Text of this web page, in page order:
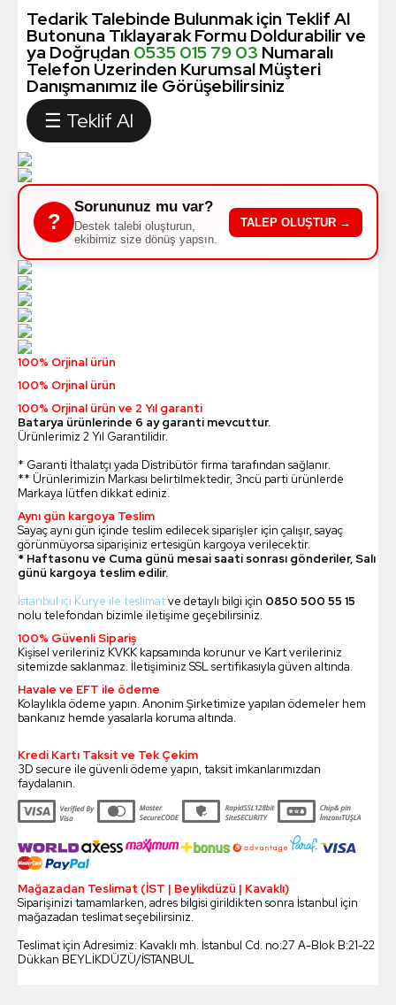
Tedarik Talebinde Bulunmak için Teklif Al
Butonuna Tıklayarak Formu Doldurabilir ve
ya Doğrudan 0535 015 79 03 Numaralı
Telefon Üzerinden Kurumsal Müşteri
Danışmanımız ile Görüşebilirsiniz
☰ Teklif Al
?
Sorununuz mu var?
Destek talebi oluşturun,
ekibimiz size dönüş yapsın.
TALEP OLUŞTUR →
100% Orjinal ürün
100% Orjinal ürün
100% Orjinal ürün ve 2 Yıl garanti
Batarya ürünlerinde 6 ay garanti mevcuttur.
Ürünlerimiz 2 Yıl Garantilidir.
* Garanti İthalatçı yada Distribütör firma tarafından sağlanır.
** Ürünlerimizin Markası belirtilmektedir, 3ncü parti ürünlerde
Markaya lütfen dikkat ediniz.
Aynı gün kargoya Teslim
Sayaç aynı gün içinde teslim edilecek siparişler için çalışır, sayaç
görünmüyorsa siparişiniz ertesigün kargoya verilecektir.
* Haftasonu ve Cuma günü mesai saati sonrası gönderiler, Salı
günü kargoya teslim edilir.
İstanbul içi Kurye ile teslimatve detaylı bilgi için 0850 500 55 15
nolu telefondan bizimle iletişime geçebilirsiniz.
100% Güvenli Sipariş
Kişisel verileriniz KVKK kapsamında korunur ve Kart verileriniz
sitemizde saklanmaz. İletişiminiz SSL sertifikasıyla güven altında.
Havale ve EFT ile ödeme
Kolaylıkla ödeme yapın. Anonim Şirketimize yapılan ödemeler hem
bankanız hemde yasalarla koruma altında.
Kredi Kartı Taksit ve Tek Çekim
3D secure ile güvenli ödeme yapın, taksit imkanlarımızdan
faydalanın.
Mağazadan Teslimat (İST | Beylikdüzü | Kavaklı)
Siparişinizi tamamlarken, adres bilgisi girildikten sonra İstanbul için
mağazadan teslimat seçebilirsiniz.
Teslimat için Adresimiz: Kavaklı mh. İstanbul Cd. no:27 A-Blok B:21-22
Dükkan BEYLİKDÜZÜ/İSTANBUL